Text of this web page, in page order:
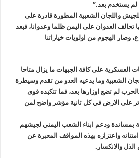
لم يستخدم بعد.”
واللجان الشعبية المطورة قادرة على
تحالف العدوان على اليمن ظلما وعدوانا، فبعد
وصار الهجوم من اولويات خياراتنا
العسكرية على كافة الجبهات ما يزال متاحا
الشعبية وما يدعيه العدو من تقدم وسيطرة
لم تضع اوزارها بعد، فما تتكبده قوى
على الارض في كل ثانية مؤشر واضح لمن
بمساندة ودعم ابناء الشعب اليمني لجيشهم
واعتزازه بهذه المواقف المعبرة عن
والانكسار.